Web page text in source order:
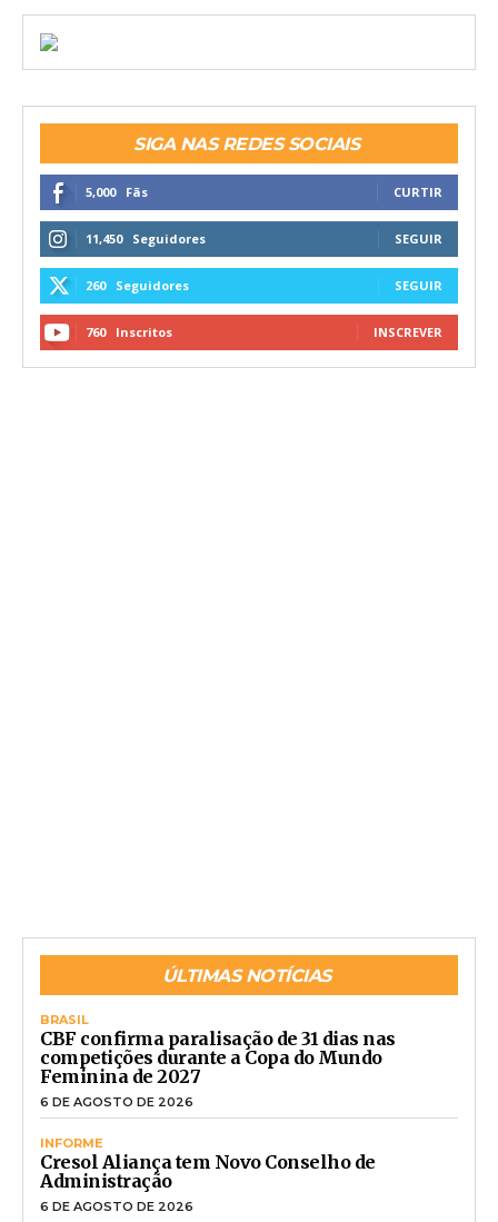
SIGA NAS REDES SOCIAIS
5,000 Fãs CURTIR
11,450 Seguidores SEGUIR
260 Seguidores SEGUIR
760 Inscritos INSCREVER
ÚLTIMAS NOTÍCIAS
BRASIL
CBF confirma paralisação de 31 dias nas
competições durante a Copa do Mundo
Feminina de 2027
6 DE AGOSTO DE 2026
INFORME
Cresol Aliança tem Novo Conselho de
Administração
6 DE AGOSTO DE 2026